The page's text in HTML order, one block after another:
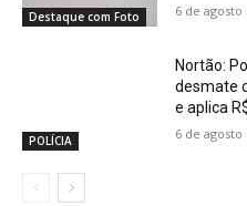
Destaque com Foto 6 de agosto
POLÍCIA
Nortão:
desmate
e aplica
6 de agosto